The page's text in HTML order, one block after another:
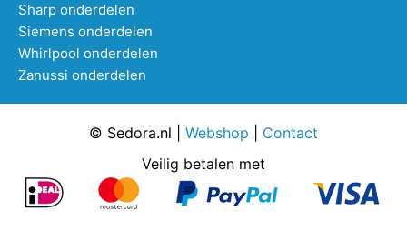
Sharp onderdelen
Siemens onderdelen
Whirlpool onderdelen
Zanussi onderdelen
© Sedora.nl | Webshop
Contact
Veilig betalen met